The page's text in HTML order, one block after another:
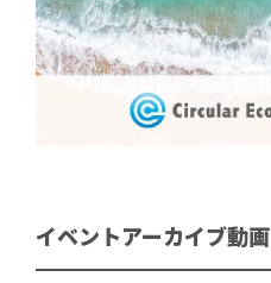
イベントアーカイブ動画